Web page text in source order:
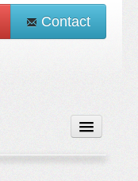
Contact